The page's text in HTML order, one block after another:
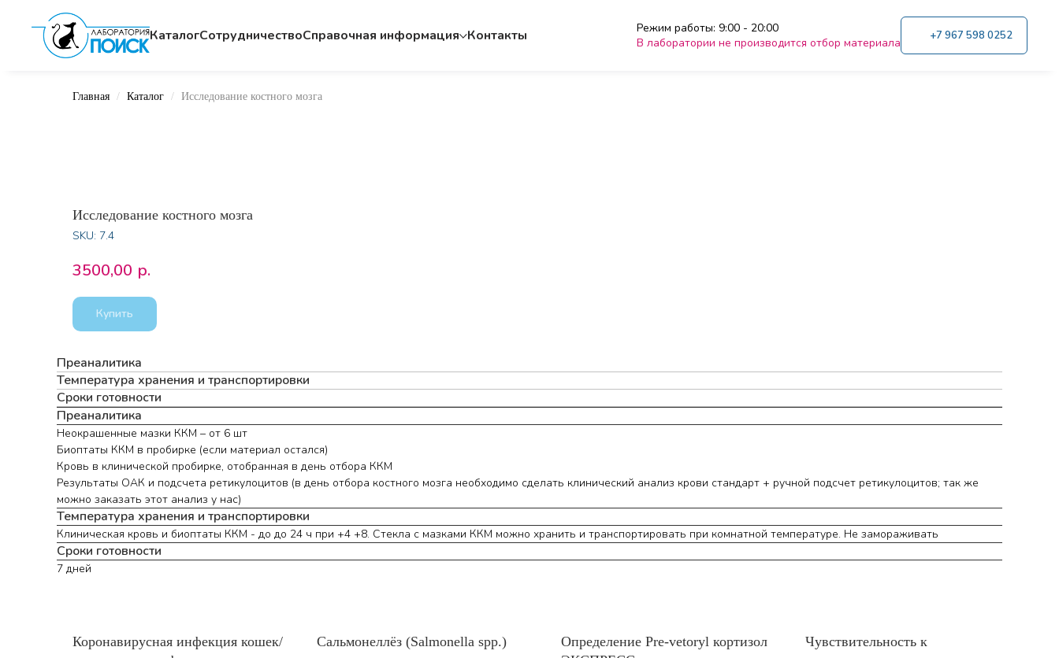
КаталогСотрудничествоCправочная информация Контакты
Режим работы: 9:00 - 20:00
В лаборатории не производится отбор материала
+7 967 598 0252
Главная Каталог Исследование костного мозга
Исследование костного мозга
SKU: 7.4
3500,00 р.
Купить
Преаналитика
Температура хранения и транспортировки
Сроки готовности
Преаналитика
Неокрашенные мазки ККМ – от 6 шт
Биоптаты ККМ в пробирке (если материал остался)
Кровь в клинической пробирке, отобранная в день отбора ККМ
Результаты ОАК и подсчета ретикулоцитов (в день отбора костного мозга необходимо сделать клинический анализ крови стандарт + ручной подсчет ретикулоцитов; так же
можно заказать этот анализ у нас)
Температура хранения и транспортировки
Клиническая кровь и биоптаты ККМ - до до 24 ч при +4 +8. Стекла с мазками ККМ можно хранить и транспортировать при комнатной температуре. Не замораживать
Сроки готовности
7 дней
Коронавирусная инфекция кошек/
Сальмонеллёз (Salmonella spp.)
Определение Pre-vetoryl кортизол
Чувствительность к